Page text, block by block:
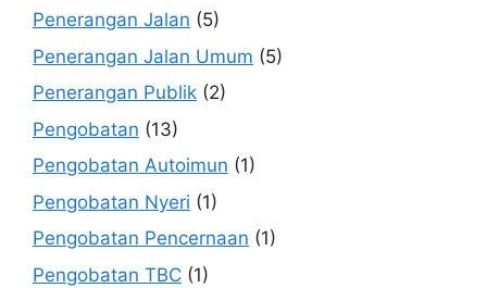
Penerangan Jalan (5)
Penerangan Jalan Umum (5)
Penerangan Publik (2)
Pengobatan (13)
Pengobatan Autoimun (1)
Pengobatan Nyeri (1)
Pengobatan Pencernaan (1)
Pengobatan TBC (1)